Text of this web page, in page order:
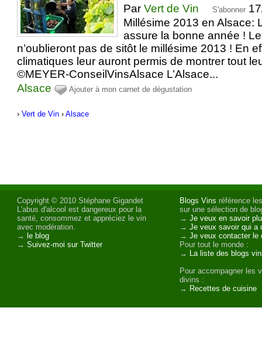
ParVert de Vin S'abonner
Millésime 2013 en Alsace:
assure la bonne année !
n’oublieront pas de sitôt le millésime 2013 ! En
climatiques leur auront permis de montrer tout
©MEYER-ConseilVinsAlsace L’Alsace...
Alsace
Ajouter à mon carnet de dégustation
›Vert de Vin ›Alsace
Copyright © 2010 Stéphane Gigandet
L'abus d'alcool est dangereux pour la
santé, consommez et appréciez le vin
avec modération.
→ le blog
→Suivez-moi sur Twitter
Blogs Vins référence
sur une sélection de
→Je veux en savoir
→Je veux savoir qui a
→Je veux contacter le
Pour tout le monde :
→
La liste des blogs
Pour accompagner les
divins :
→ Recettes de cuisine